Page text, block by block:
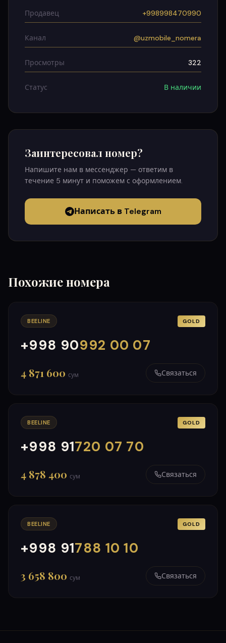
Продавец +998998470990
Канал @uzmobile_nomera
Просмотры 322
Статус В наличии
Заинтересовал номер?
Напишите нам в мессенджер — ответим в
течение 5 минут и поможем с оформлением.
Написать в Telegram
Похожие номера
BEELINE GOLD
+998 90992 00 07
000
999
4 871 600 сум Связаться
BEELINE GOLD
+998 91720 07 70
000
999
4 878 400 сум Связаться
BEELINE GOLD
+998 91788 10 10
000
999
3 658 800 сум Связаться